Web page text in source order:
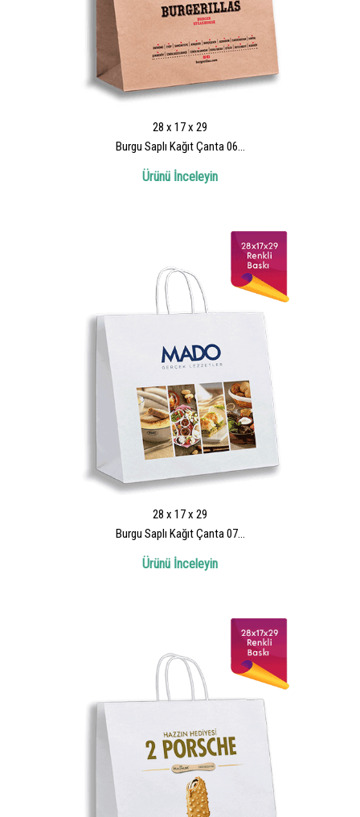
28 x 17 x 29
Burgu Saplı Kağıt Çanta 06...
Ürünü İnceleyin
28 x 17 x 29
Burgu Saplı Kağıt Çanta 07...
Ürünü İnceleyin